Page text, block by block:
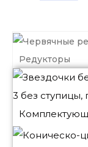
Редукторы